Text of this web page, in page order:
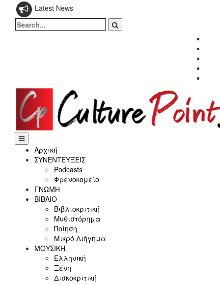
Latest News
Search
for:
Αρχική
ΣΥΝΕΝΤΕΥΞΕΙΣ
Podcasts
Φρενοκομείο
ΓΝΩΜΗ
ΒΙΒΛΙΟ
Βιβλιοκριτική
Μυθιστόρημα
Ποίηση
Μικρό Διήγημα
ΜΟΥΣΙΚΗ
Ελληνική
Ξένη
Δισκοκριτική